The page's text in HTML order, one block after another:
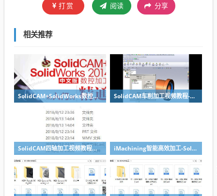
打赏 阅读 分享
相关推荐
SolidCAM+SolidWorks数控加工从入门到精通PDF书籍下载+光盘资料 SolidCAM车削加工视频教程-SolidWorks数控编程教程系列
SolidCAM四轴加工视频教程实例讲解-SolidWorks编程典型教程 iMachining智能高效加工-SolidWorks编程视频教程